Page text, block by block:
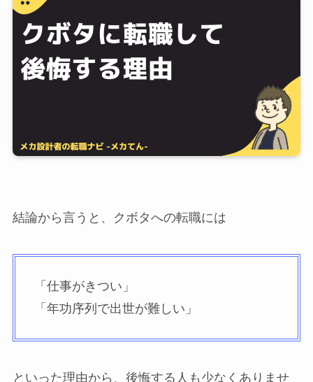
結論から言うと、クボタへの転職には
「仕事がきつい」
「年功序列で出世が難しい」
といった理由から、後悔する人も少なくありませ